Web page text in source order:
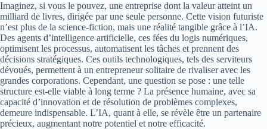
Imaginez, si vous le pouvez, une entreprise dont la valeur atteint un
milliard de livres, dirigée par une seule personne. Cette vision futuriste
n’est plus de la science-fiction, mais une réalité tangible grâce à l’IA.
Des agents d’intelligence artificielle, ces fées du logis numériques,
optimisent les processus, automatisent les tâches et prennent des
décisions stratégiques. Ces outils technologiques, tels des serviteurs
dévoués, permettent à un entrepreneur solitaire de rivaliser avec les
grandes corporations. Cependant, une question se pose : une telle
structure est-elle viable à long terme ? La présence humaine, avec sa
capacité d’innovation et de résolution de problèmes complexes,
demeure indispensable. L’IA, quant à elle, se révèle être un partenaire
précieux, augmentant notre potentiel et notre efficacité.